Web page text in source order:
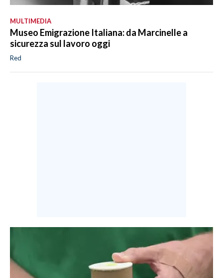
MULTIMEDIA
Museo Emigrazione Italiana: da Marcinelle a
sicurezza sul lavoro oggi
Red